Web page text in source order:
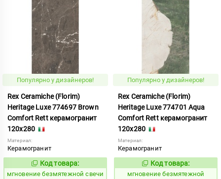
Популярно у дизайнеров!
Rex Ceramiche (Florim)
Heritage Luxe 774697 Brown
Comfort Rett керамогранит
120x280
Материал:
Керамогранит
938084
Код товара:
мгновение безмятежной свечи
Популярно у дизайнеров!
Rex Ceramiche (Florim)
Heritage Luxe 774701 Aqua
Comfort Rett керамогранит
120x280
Материал:
Керамогранит
938085
Код товара:
мгновение безмятежной